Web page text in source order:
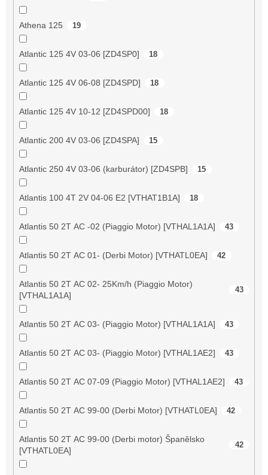
Athena 125 19
Atlantic 125 4V 03-06 [ZD4SP0] 18
Atlantic 125 4V 06-08 [ZD4SPD] 18
Atlantic 125 4V 10-12 [ZD4SPD00] 18
Atlantic 200 4V 03-06 [ZD4SPA] 15
Atlantic 250 4V 03-06 (karburátor) [ZD4SPB] 15
Atlantis 100 4T 2V 04-06 E2 [VTHAT1B1A] 18
Atlantis 50 2T AC -02 (Piaggio Motor) [VTHAL1A1A] 43
Atlantis 50 2T AC 01- (Derbi Motor) [VTHATL0EA] 42
Atlantis 50 2T AC 02- 25Km/h (Piaggio Motor)
[VTHAL1A1A]
43
Atlantis 50 2T AC 03- (Piaggio Motor) [VTHAL1A1A] 43
Atlantis 50 2T AC 03- (Piaggio Motor) [VTHAL1AE2] 43
Atlantis 50 2T AC 07-09 (Piaggio Motor) [VTHAL1AE2] 43
Atlantis 50 2T AC 99-00 (Derbi Motor) [VTHATL0EA] 42
Atlantis 50 2T AC 99-00 (Derbi motor) Španělsko
[VTHATL0EA]
42